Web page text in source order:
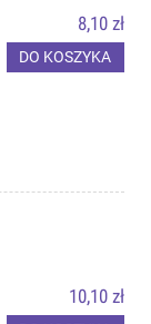
8,10 zł
DO KOSZYKA
10,10 zł